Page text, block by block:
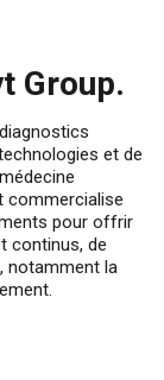
Group.
et de
commercialise
pour offrir
continus, de
notamment la